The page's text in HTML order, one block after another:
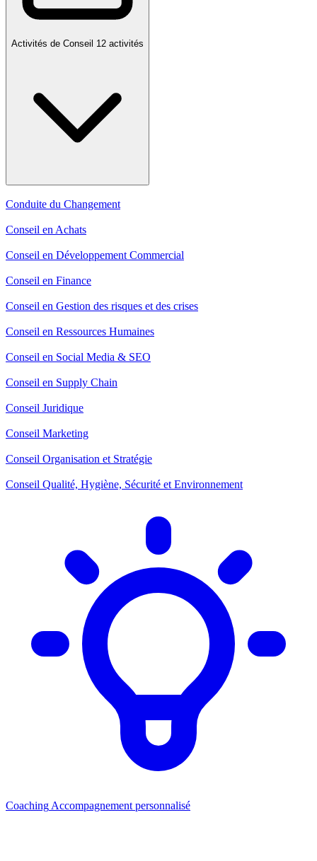
Activités de Conseil 12 activités
Conduite du Changement
Conseil en Achats
Conseil en Développement Commercial
Conseil en Finance
Conseil en Gestion des risques et des crises
Conseil en Ressources Humaines
Conseil en Social Media & SEO
Conseil en Supply Chain
Conseil Juridique
Conseil Marketing
Conseil Organisation et Stratégie
Conseil Qualité, Hygiène, Sécurité et Environnement
Coaching Accompagnement personnalisé